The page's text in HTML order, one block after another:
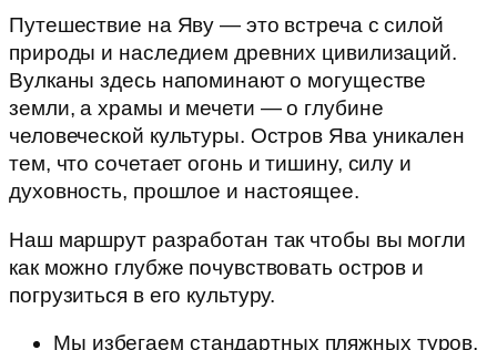
Путешествие на Яву — это встреча с силой
природы и наследием древних цивилизаций.
Вулканы здесь напоминают о могуществе
земли, а храмы и мечети — о глубине
человеческой культуры. Остров Ява уникален
тем, что сочетает огонь и тишину, силу и
духовность, прошлое и настоящее.
Наш маршрут разработан так чтобы вы могли
как можно глубже почувствовать остров и
погрузиться в его культуру.
Мы избегаем стандартных пляжных туров,